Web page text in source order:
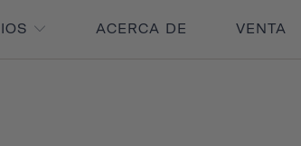
ACERCA DE VENTA